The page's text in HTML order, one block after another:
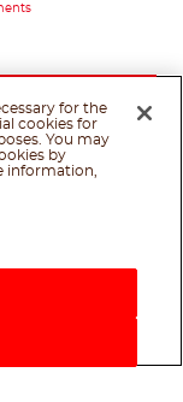
for the
cookies for
You may
by
information,